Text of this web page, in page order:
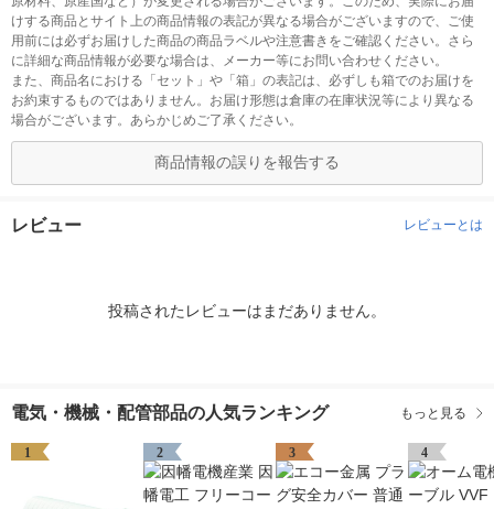
けする商品とサイト上の商品情報の表記が異なる場合がございますので、ご使
用前には必ずお届けした商品の商品ラベルや注意書きをご確認ください。さら
に詳細な商品情報が必要な場合は、メーカー等にお問い合わせください。
また、商品名における「セット」や「箱」の表記は、必ずしも箱でのお届けを
お約束するものではありません。お届け形態は倉庫の在庫状況等により異なる
場合がございます。あらかじめご了承ください。
商品情報の誤りを報告する
レビュー レビューとは
投稿されたレビューはまだありません。
電気・機械・配管部品の人気ランキング もっと見る
1 2 3 4